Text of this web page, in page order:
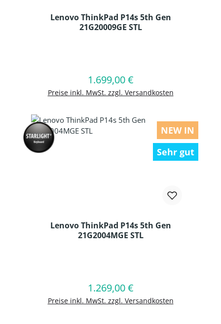
Lenovo ThinkPad P14s 5th Gen
21G20009GE STL
Regulärer Preis:
1.699,00 €
Preise inkl. MwSt. zzgl. Versandkosten
In den Warenkorb
NEW IN
Sehr gut
Lenovo ThinkPad P14s 5th Gen
21G2004MGE STL
Regulärer Preis:
1.269,00 €
Preise inkl. MwSt. zzgl. Versandkosten
In den Warenkorb